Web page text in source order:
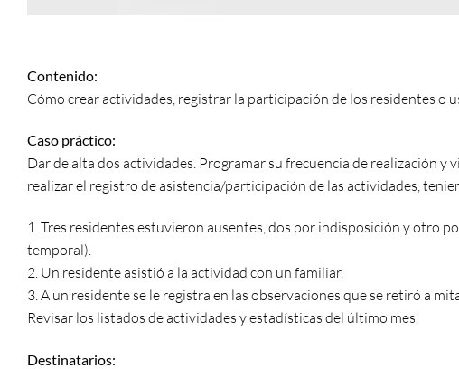
Contenido:
Cómo crear actividades, registrar la participación de los residentes o
Caso práctico:
Dar de alta dos actividades. Programar su frecuencia de realización
realizar el registro de asistencia/participación de las actividades,
1. Tres residentes estuvieron ausentes, dos por indisposición y otro
temporal).
2. Un residente asistió a la actividad con un familiar.
3. A un residente se le registra en las observaciones que se retiró a
Revisar los listados de actividades y estadísticas del último mes.
Destinatarios: